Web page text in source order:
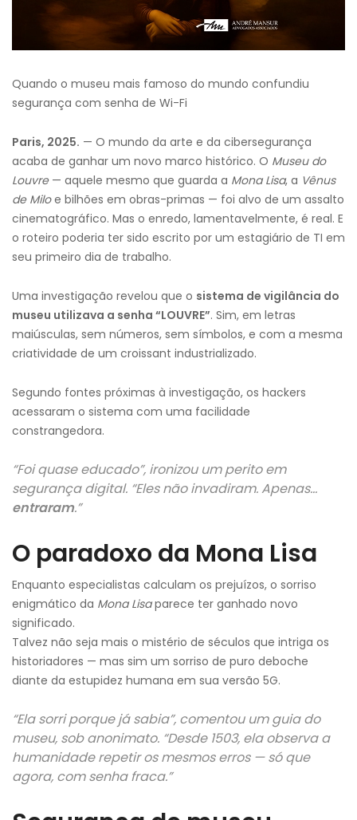
Quando o museu mais famoso do mundo confundiu
segurança com senha de Wi-Fi
Paris, 2025. — O mundo da arte e da cibersegurança
acaba de ganhar um novo marco histórico. O Museu do
Louvre— aquele mesmo que guarda a Mona Lisa, a Vênus
de Miloe bilhões em obras-primas — foi alvo de um assalto
cinematográfico. Mas o enredo, lamentavelmente, é real. E
o roteiro poderia ter sido escrito por um estagiário de TI em
seu primeiro dia de trabalho.
Uma investigação revelou que o sistema de vigilância do
museu utilizava a senha “LOUVRE”. Sim, em letras
maiúsculas, sem números, sem símbolos, e com a mesma
criatividade de um croissant industrializado.
Segundo fontes próximas à investigação, os hackers
acessaram o sistema com uma facilidade
constrangedora.
“Foi quase educado”, ironizou um perito em
segurança digital. “Eles não invadiram. Apenas…
entraram.”
O paradoxo da Mona Lisa
Enquanto especialistas calculam os prejuízos, o sorriso
enigmático da Mona Lisaparece ter ganhado novo
significado.
Talvez não seja mais o mistério de séculos que intriga os
historiadores — mas sim um sorriso de puro deboche
diante da estupidez humana em sua versão 5G.
“Ela sorri porque já sabia”, comentou um guia do
museu, sob anonimato. “Desde 1503, ela observa a
humanidade repetir os mesmos erros — só que
agora, com senha fraca.”